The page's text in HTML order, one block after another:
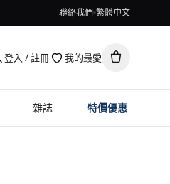
聯絡我們 繁體中文
登入 / 註冊 我的最愛
雜誌 特價優惠